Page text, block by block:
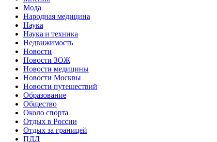
Мода
Народная медицина
Наука
Наука и техника
Недвижимость
Новости
Новости ЗОЖ
Новости медицины
Новости Москвы
Новости путешествий
Образование
Общество
Около спорта
Отдых в России
Отдых за границей
ПДД